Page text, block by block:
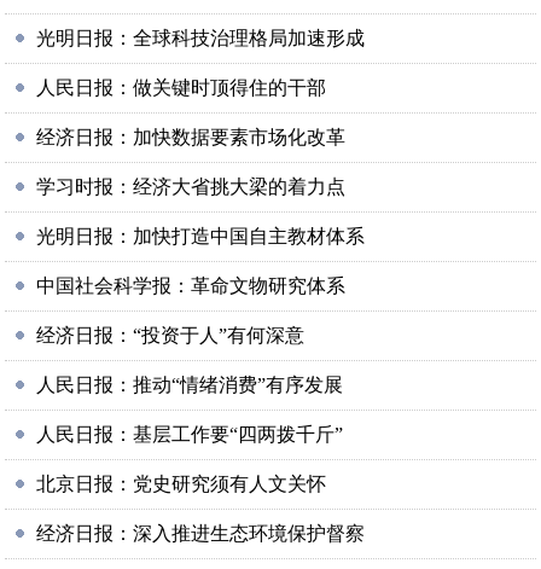
光明日报：全球科技治理格局加速形成
人民日报：做关键时顶得住的干部
经济日报：加快数据要素市场化改革
学习时报：经济大省挑大梁的着力点
光明日报：加快打造中国自主教材体系
中国社会科学报：革命文物研究体系
经济日报：“投资于人”有何深意
人民日报：推动“情绪消费”有序发展
人民日报：基层工作要“四两拨千斤”
北京日报：党史研究须有人文关怀
经济日报：深入推进生态环境保护督察